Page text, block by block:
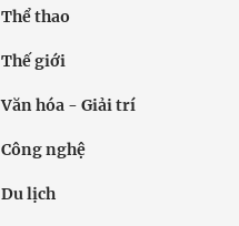
Thể thao
Thế giới
Văn hóa - Giải trí
Công nghệ
Du lịch